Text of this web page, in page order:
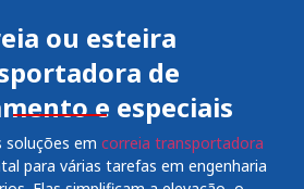
ou esteira
de
e especiais
em correia transportadora
para várias tarefas em engenharia